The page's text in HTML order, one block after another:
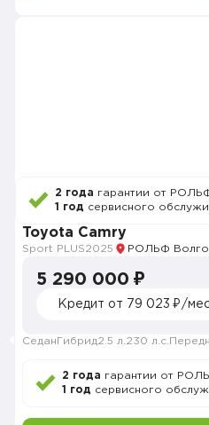
2 года гарантии от
1 год сервисного
Toyota Camry
Sport PLUS2025 РОЛЬФ
5 290 000 ₽
Кредит от 79 023 ₽/
Седан Гибрид2.5 л. 230 л.с.
2 года гарантии от
1 год сервисного